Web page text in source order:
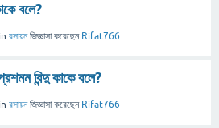
বলে?
in রসায়ন জিজ্ঞাসা করেছেন Rifat766
বিন্দু কাকে বলে?
in রসায়ন জিজ্ঞাসা করেছেন Rifat766